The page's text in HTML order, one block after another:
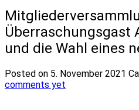
Überraschungsgast
und die Wahl eines
Posted on 5. November 2021
comments yet